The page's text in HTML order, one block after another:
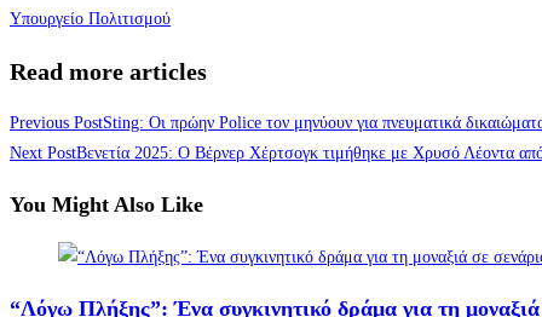
Υπουργείο Πολιτισμού
Read more articles
Previous PostSting: Οι πρώην Police τον μηνύουν για πνευματικά
Next PostΒενετία 2025: Ο Βέρνερ Χέρτσογκ τιμήθηκε με Χρυσό Λέοντα
You Might Also Like
“Λόγω Πλήξης”: Ένα συγκινητικό δράμα για τη